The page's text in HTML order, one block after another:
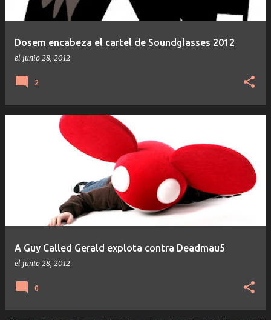
Dosem encabeza el cartel de Soundglasses 2012
el junio 28, 2012
2
A Guy Called Gerald explota contra Deadmau5
el junio 28, 2012
0